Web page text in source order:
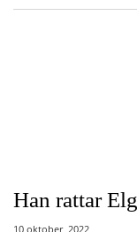
Han rattar
10 oktober, 2022